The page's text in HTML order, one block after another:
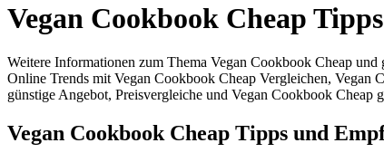
Vegan Cookbook Cheap Tipps
Weitere Informationen zum Thema Vegan Cookbook Cheap
Online Trends mit Vegan Cookbook Cheap Vergleichen, Vegan
günstige Angebot, Preisvergleiche und Vegan Cookbook
Vegan Cookbook Cheap Tipps und